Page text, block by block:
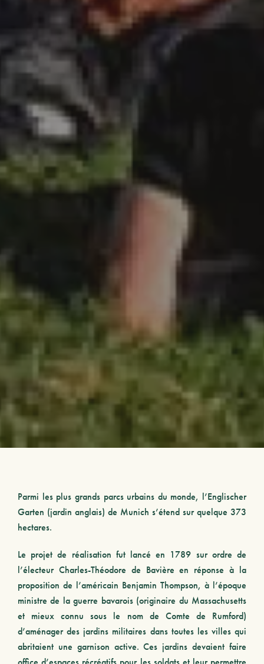
Parmi les plus grands parcs urbains du monde, l’Englischer
Garten (jardin anglais) de Munich s’étend sur quelque 373
hectares.
Le projet de réalisation fut lancé en 1789 sur ordre de
l’électeur Charles-Théodore de Bavière en réponse à la
proposition de l’américain Benjamin Thompson, à l’époque
ministre de la guerre bavarois (originaire du Massachusetts
et mieux connu sous le nom de Comte de Rumford)
d’aménager des jardins militaires dans toutes les villes qui
abritaient une garnison active. Ces jardins devaient faire